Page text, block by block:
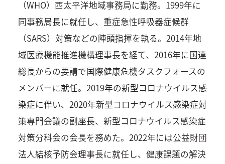
（WHO）西太平洋地域事務局に勤務。1999年に
同事務局長に就任し、重症急性呼吸器症候群
（SARS）対策などの陣頭指揮を執る。2014年地
域医療機能推進機構理事長を経て、2016年に国連
総長からの要請で国際健康危機タスクフォースの
メンバーに就任。2019年の新型コロナウイルス感
染症に伴い、2020年新型コロナウイルス感染症対
策専門会議の副座長、新型コロナウイルス感染症
対策分科会の会長を務めた。2022年には公益財団
法人結核予防会理事長に就任し、健康課題の解決